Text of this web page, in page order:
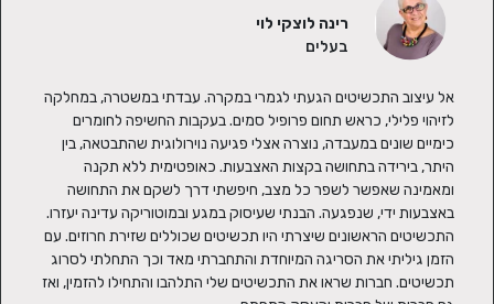
רינה לוצקי לוי
בעלים